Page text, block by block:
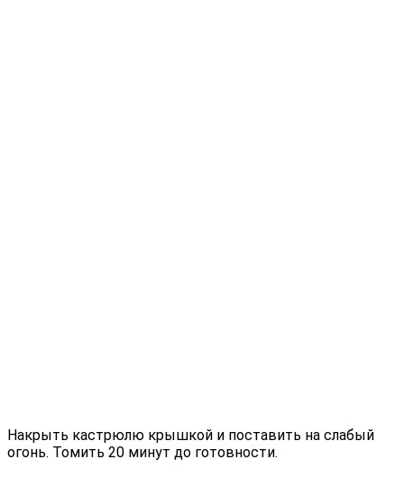
Накрыть кастрюлю крышкой и поставить на слабый
огонь. Томить 20 минут до готовности.